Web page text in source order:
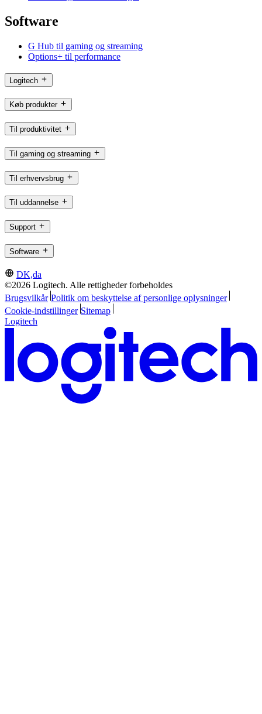
Software
G Hub til gaming og streaming
Options+ til performance
Logitech
Køb produkter
Til produktivitet
Til gaming og streaming
Til erhvervsbrug
Til uddannelse
Support
Software
DK,da
©2026 Logitech. Alle rettigheder forbeholdes
Brugsvilkår Politik om beskyttelse af personlige oplysninger
Cookie-indstillinger Sitemap
Logitech